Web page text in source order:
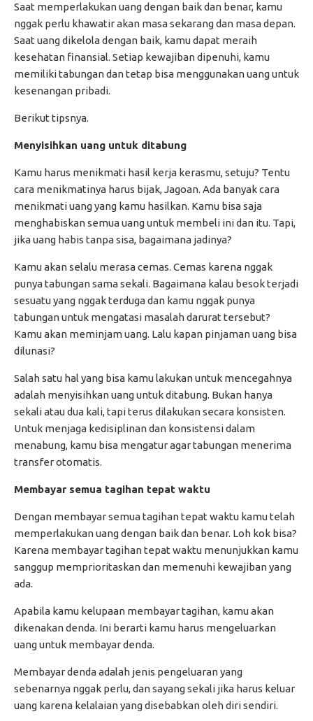
Saat memperlakukan uang dengan baik dan benar, kamu
nggak perlu khawatir akan masa sekarang dan masa depan.
Saat uang dikelola dengan baik, kamu dapat meraih
kesehatan finansial. Setiap kewajiban dipenuhi, kamu
memiliki tabungan dan tetap bisa menggunakan uang untuk
kesenangan pribadi.
Berikut tipsnya.
Menyisihkan uang untuk ditabung
Kamu harus menikmati hasil kerja kerasmu, setuju? Tentu
cara menikmatinya harus bijak, Jagoan. Ada banyak cara
menikmati uang yang kamu hasilkan. Kamu bisa saja
menghabiskan semua uang untuk membeli ini dan itu. Tapi,
jika uang habis tanpa sisa, bagaimana jadinya?
Kamu akan selalu merasa cemas. Cemas karena nggak
punya tabungan sama sekali. Bagaimana kalau besok terjadi
sesuatu yang nggak terduga dan kamu nggak punya
tabungan untuk mengatasi masalah darurat tersebut?
Kamu akan meminjam uang. Lalu kapan pinjaman uang bisa
dilunasi?
Salah satu hal yang bisa kamu lakukan untuk mencegahnya
adalah menyisihkan uang untuk ditabung. Bukan hanya
sekali atau dua kali, tapi terus dilakukan secara konsisten.
Untuk menjaga kedisiplinan dan konsistensi dalam
menabung, kamu bisa mengatur agar tabungan menerima
transfer otomatis.
Membayar semua tagihan tepat waktu
Dengan membayar semua tagihan tepat waktu kamu telah
memperlakukan uang dengan baik dan benar. Loh kok bisa?
Karena membayar tagihan tepat waktu menunjukkan kamu
sanggup memprioritaskan dan memenuhi kewajiban yang
ada.
Apabila kamu kelupaan membayar tagihan, kamu akan
dikenakan denda. Ini berarti kamu harus mengeluarkan
uang untuk membayar denda.
Membayar denda adalah jenis pengeluaran yang
sebenarnya nggak perlu, dan sayang sekali jika harus keluar
uang karena kelalaian yang disebabkan oleh diri sendiri.